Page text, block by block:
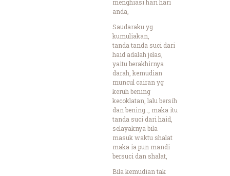
menghiasi hari hari
anda,
Saudaraku yg
kumuliakan,
tanda tanda suci dari
haid adalah jelas,
yaitu berakhirnya
darah, kemudian
muncul cairan yg
keruh bening
kecoklatan, lalu bersih
dan bening.., maka itu
tanda suci dari haid,
selayaknya bila
masuk waktu shalat
maka ia pun mandi
bersuci dan shalat,
Bila kemudian tak